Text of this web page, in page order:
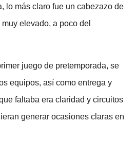
lo más claro fue un cabezazo de
elevado, a poco del
juego de pretemporada, se
equipos, así como entrega y
faltaba era claridad y circuitos
generar ocasiones claras en